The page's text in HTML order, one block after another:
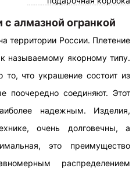
алмазной огранкой
территории России. Плетение
называемому якорному типу.
то, что украшение состоит из
поочередно соединяют. Этот
надежным. Изделия,
очень долговечны, а
это преимущество
распределением